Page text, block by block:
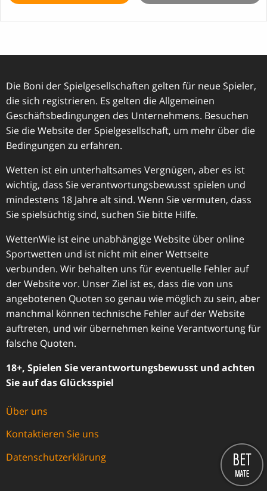
Die Boni der Spielgesellschaften gelten für neue Spieler,
die sich registrieren. Es gelten die Allgemeinen
Geschäftsbedingungen des Unternehmens. Besuchen
Sie die Website der Spielgesellschaft, um mehr über die
Bedingungen zu erfahren.
Wetten ist ein unterhaltsames Vergnügen, aber es ist
wichtig, dass Sie verantwortungsbewusst spielen und
mindestens 18 Jahre alt sind. Wenn Sie vermuten, dass
Sie spielsüchtig sind, suchen Sie bitte Hilfe.
WettenWie ist eine unabhängige Website über online
Sportwetten und ist nicht mit einer Wettseite
verbunden. Wir behalten uns für eventuelle Fehler auf
der Website vor. Unser Ziel ist es, dass die von uns
angebotenen Quoten so genau wie möglich zu sein, aber
manchmal können technische Fehler auf der Website
auftreten, und wir übernehmen keine Verantwortung für
falsche Quoten.
18+, Spielen Sie verantwortungsbewusst und achten
Sie auf das Glücksspiel
Über uns
Kontaktieren Sie uns
Datenschutzerklärung